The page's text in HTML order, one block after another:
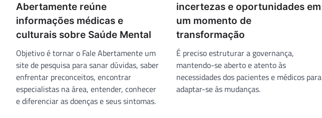
Abertamente reúne
informações médicas e
culturais sobre Saúde Mental
Objetivo é tornar o Fale Abertamente um
site de pesquisa para sanar dúvidas, saber
enfrentar preconceitos, encontrar
especialistas na área, entender, conhecer
e diferenciar as doenças e seus sintomas.
incertezas e oportunidades em
um momento de
transformação
É preciso estruturar a governança,
mantendo-se aberto e atento às
necessidades dos pacientes e médicos para
adaptar-se às mudanças.